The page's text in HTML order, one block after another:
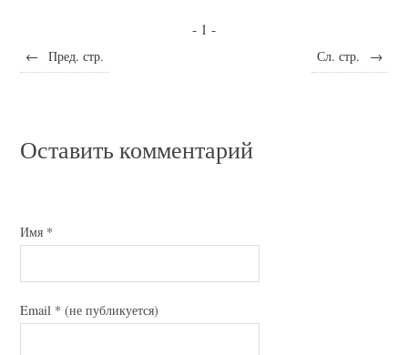
- 1 -
← Пред. стр. Сл. стр. →
Оставить комментарий
Имя *
Email * (не публикуется)